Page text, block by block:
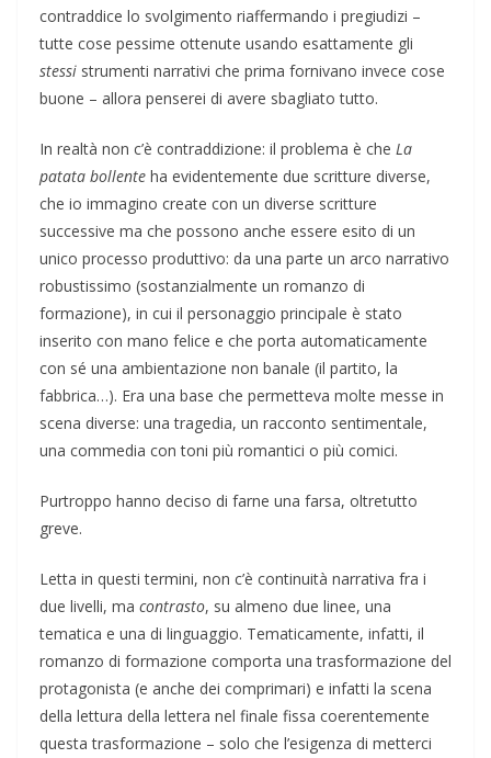
contraddice lo svolgimento riaffermando i pregiudizi –
tutte cose pessime ottenute usando esattamente gli
stessi strumenti narrativi che prima fornivano invece cose
buone – allora penserei di avere sbagliato tutto.
In realtà non c’è contraddizione: il problema è che La
patata bollente ha evidentemente due scritture diverse,
che io immagino create con un diverse scritture
successive ma che possono anche essere esito di un
unico processo produttivo: da una parte un arco narrativo
robustissimo (sostanzialmente un romanzo di
formazione), in cui il personaggio principale è stato
inserito con mano felice e che porta automaticamente
con sé una ambientazione non banale (il partito, la
fabbrica…). Era una base che permetteva molte messe in
scena diverse: una tragedia, un racconto sentimentale,
una commedia con toni più romantici o più comici.
Purtroppo hanno deciso di farne una farsa, oltretutto
greve.
Letta in questi termini, non c’è continuità narrativa fra i
due livelli, ma contrasto, su almeno due linee, una
tematica e una di linguaggio. Tematicamente, infatti, il
romanzo di formazione comporta una trasformazione del
protagonista (e anche dei comprimari) e infatti la scena
della lettura della lettera nel finale fissa coerentemente
questa trasformazione – solo che l’esigenza di metterci